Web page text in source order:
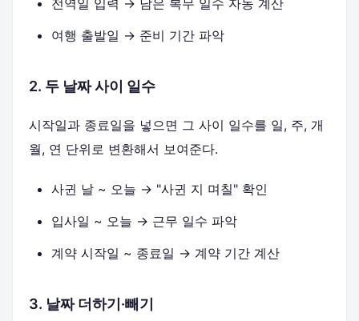
전역일 입력 → 남은 복무 일수 자동 계산
여행 출발일 → 준비 기간 파악
2. 두 날짜 사이 일수
시작일과 종료일을 넣으면 그 사이 일수를 일, 주, 개
월, 연 단위로 변환해서 보여준다.
사귄 날 ~ 오늘 → "사귄 지 며칠" 확인
입사일 ~ 오늘 → 근무 일수 파악
계약 시작일 ~ 종료일 → 계약 기간 계산
3. 날짜 더하기·빼기